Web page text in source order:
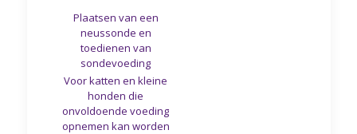
Plaatsen van een
neussonde en
toedienen van
sondevoeding
Voor katten en kleine
honden die
onvoldoende voeding
opnemen kan worden